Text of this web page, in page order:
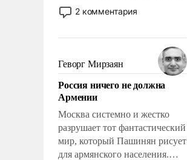
США потребуется более трех
лет. Даже небольшая война с
Сложившаяся ситуация
означает многолетний период
уязвимости США, например,
перед Китаем.
2 комментария
Геворг Мирзаян
Россия ничего не должна
Армении
Москва системно и жестко
разрушает тот фантастический
мир, который Пашинян рисует
для армянского населения.